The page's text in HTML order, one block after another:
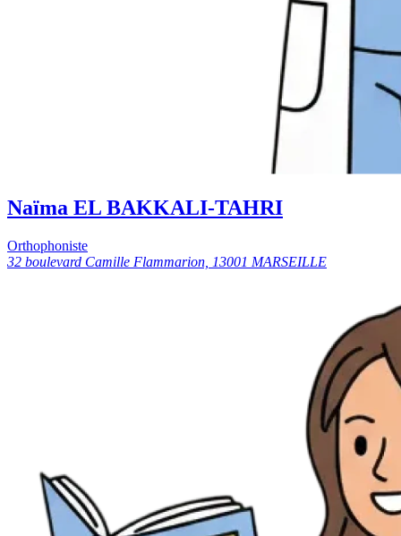
Naïma EL BAKKALI-TAHRI
Orthophoniste
32 boulevard Camille Flammarion, 13001 MARSEILLE